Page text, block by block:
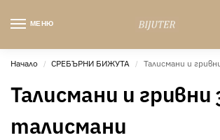
МЕНЮ
Начало / СРЕБЪРНИ БИЖУТА / Талисмани и
Талисмани и гривни
талисмани